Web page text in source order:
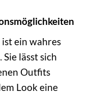
ein wahres
lässt sich
Outfits
Look eine